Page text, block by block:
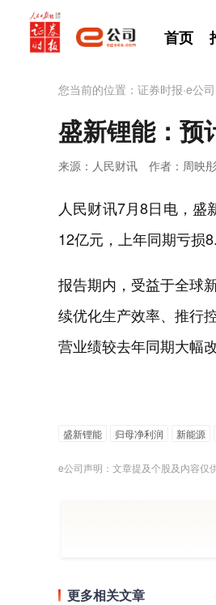
首页
您当前的位置： 证券时报·e公司
盛新锂能：
来源：人民财讯 作者：周映彤
人民财讯7月8日电，
12亿元，上年同期亏损
报告期内，受益于全球
续优化生产效率、推行
营业绩较去年同期大幅改
盛新锂能 归母净利润 新能源
e公司声明：文章提及个股及内容仅
更多相关文章